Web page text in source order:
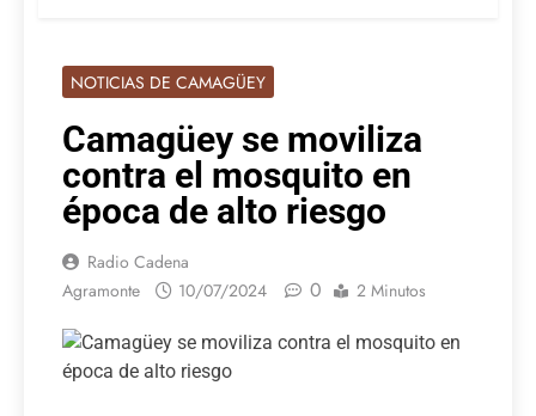
NOTICIAS DE CAMAGÜEY
Camagüey se moviliza
contra el mosquito en
época de alto riesgo
Radio Cadena
Agramonte
10/07/2024 0 2 Minutos